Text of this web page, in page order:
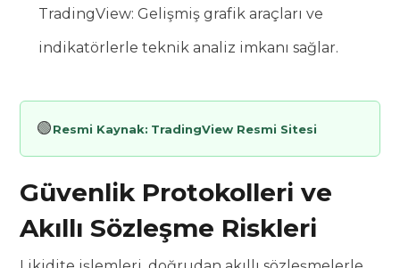
TradingView: Gelişmiş grafik araçları ve
indikatörlerle teknik analiz imkanı sağlar.
🟢Resmi Kaynak: TradingView Resmi Sitesi
Güvenlik Protokolleri ve
Akıllı Sözleşme Riskleri